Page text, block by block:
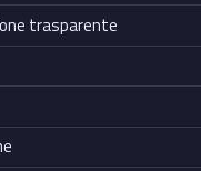
trasparente